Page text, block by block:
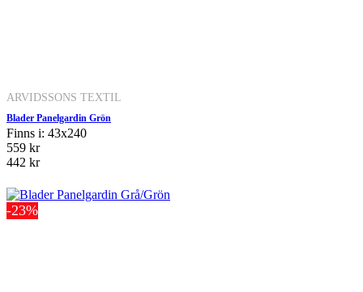
ARVIDSSONS TEXTIL
Blader Panelgardin Grön
Finns i: 43x240
559 kr
442 kr
-23%